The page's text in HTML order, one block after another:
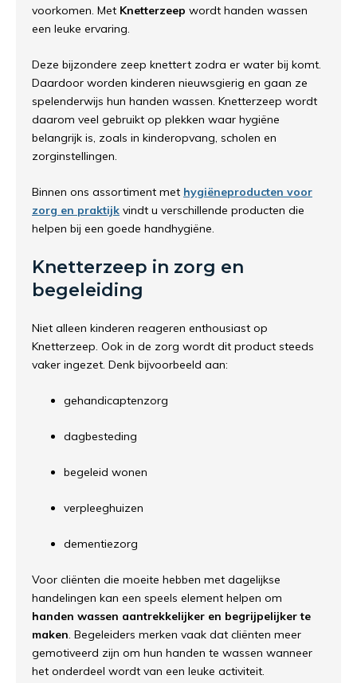
voorkomen. Met Knetterzeep wordt handen wassen
een leuke ervaring.
Deze bijzondere zeep knettert zodra er water bij komt.
Daardoor worden kinderen nieuwsgierig en gaan ze
spelenderwijs hun handen wassen. Knetterzeep wordt
daarom veel gebruikt op plekken waar hygiëne
belangrijk is, zoals in kinderopvang, scholen en
zorginstellingen.
Binnen ons assortiment met hygiëneproducten voor
zorg en praktijk vindt u verschillende producten die
helpen bij een goede handhygiëne.
Knetterzeep in zorg en
begeleiding
Niet alleen kinderen reageren enthousiast op
Knetterzeep. Ook in de zorg wordt dit product steeds
vaker ingezet. Denk bijvoorbeeld aan:
gehandicaptenzorg
dagbesteding
begeleid wonen
verpleeghuizen
dementiezorg
Voor cliënten die moeite hebben met dagelijkse
handelingen kan een speels element helpen om
handen wassen aantrekkelijker en begrijpelijker te
maken. Begeleiders merken vaak dat cliënten meer
gemotiveerd zijn om hun handen te wassen wanneer
het onderdeel wordt van een leuke activiteit.